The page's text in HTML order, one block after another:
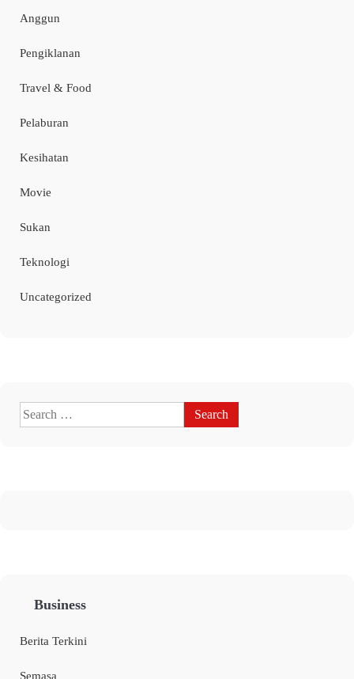
Anggun
Pengiklanan
Travel & Food
Pelaburan
Kesihatan
Movie
Sukan
Teknologi
Uncategorized
Business
Berita Terkini
Semasa